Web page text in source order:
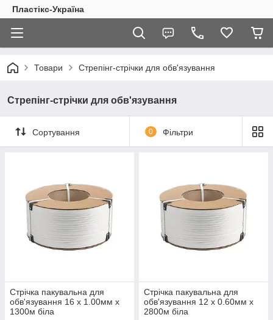
Пластікс-Україна
Товари Стрепінг-стрічки для обв'язування
Стрепінг-стрічки для обв'язування
Сортування 0 Фільтри
Стрічка пакувальна для
обв'язування 16 x 1.00мм x
1300м біла
Стрічка пакувальна для
обв'язування 12 x 0.60мм x
2800м біла